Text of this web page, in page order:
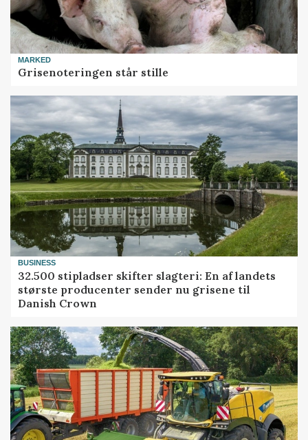
MARKED
Grisenoteringen står stille
BUSINESS
32.500 stipladser skifter slagteri: En af landets
største producenter sender nu grisene til
Danish Crown